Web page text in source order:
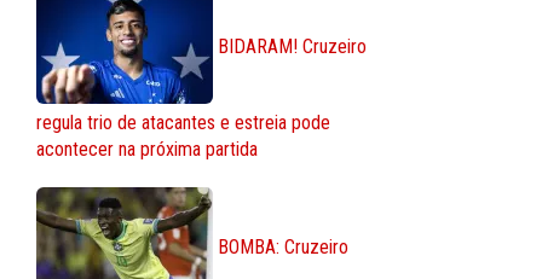
BIDARAM! Cruzeiro
regula trio de atacantes e estreia pode
acontecer na próxima partida
BOMBA: Cruzeiro